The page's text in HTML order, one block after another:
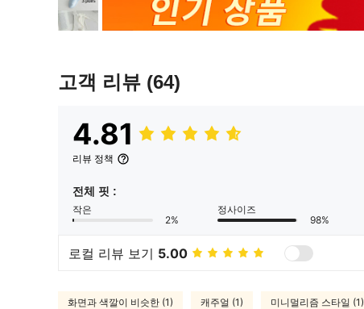
고객 리뷰 (64)
4.81
리뷰 정책
전체 핏 :
작은
2%
정사이즈
98%
로컬 리뷰 보기 5.00
화면과 색깔이 비슷한 (1) 캐주얼 (1) 미니멀리즘 스타일 (1)